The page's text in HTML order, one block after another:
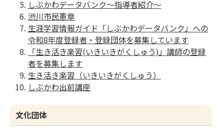
しぶかわデータバンク〜指導者紹介〜
渋川市民憲章
生涯学習情報ガイド「しぶかわデータバンク」への
令和8年度登録者・登録団体を募集しています
「生き活き楽習(いきいきがくしゅう)」講師の登録
者を募集します
生き活き楽習（いきいきがくしゅう）
しぶかわ出前講座
文化団体